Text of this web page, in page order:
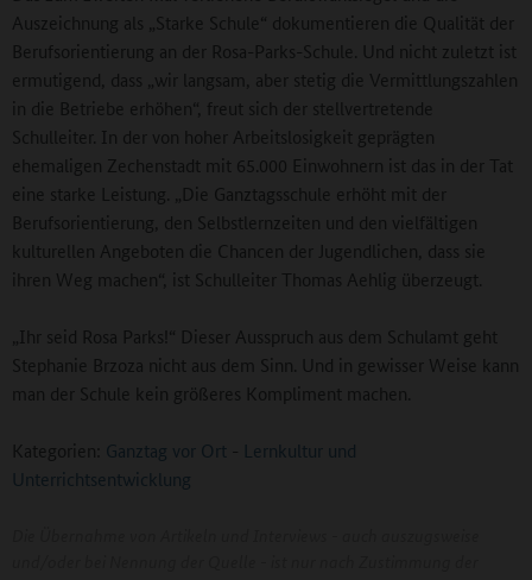
Auszeichnung als „Starke Schule“ dokumentieren die Qualität der
Berufsorientierung an der Rosa-Parks-Schule. Und nicht zuletzt ist
ermutigend, dass „wir langsam, aber stetig die Vermittlungszahlen
in die Betriebe erhöhen“, freut sich der stellvertretende
Schulleiter. In der von hoher Arbeitslosigkeit geprägten
ehemaligen Zechenstadt mit 65.000 Einwohnern ist das in der Tat
eine starke Leistung. „Die Ganztagsschule erhöht mit der
Berufsorientierung, den Selbstlernzeiten und den vielfältigen
kulturellen Angeboten die Chancen der Jugendlichen, dass sie
ihren Weg machen“, ist Schulleiter Thomas Aehlig überzeugt.
„Ihr seid Rosa Parks!“ Dieser Ausspruch aus dem Schulamt geht
Stephanie Brzoza nicht aus dem Sinn. Und in gewisser Weise kann
man der Schule kein größeres Kompliment machen.
Kategorien: Ganztag vor Ort - Lernkultur und
Unterrichtsentwicklung